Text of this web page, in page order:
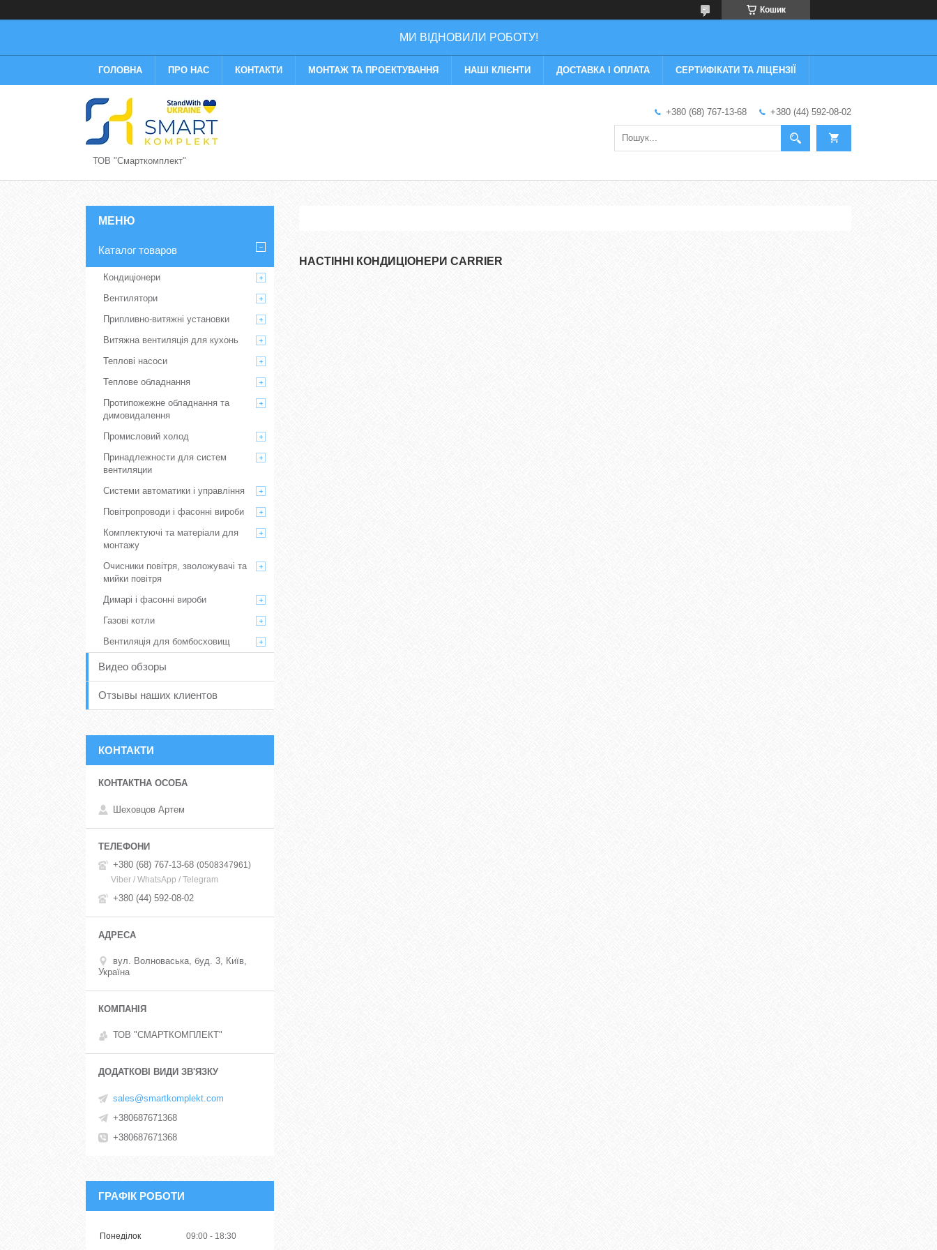
Кошик
МИ ВІДНОВИЛИ РОБОТУ!
ГОЛОВНА ПРО НАС КОНТАКТИ МОНТАЖ ТА ПРОЕКТУВАННЯ НАШІ КЛІЄНТИ ДОСТАВКА І ОПЛАТА СЕРТИФІКАТИ ТА ЛІЦЕНЗІЇ
ТОВ "Смарткомплект"
+380 (68) 767-13-68 +380 (44) 592-08-02
НАСТІННІ КОНДИЦІОНЕРИ CARRIER
Каталог товаров
Кондиціонери
Вентилятори
Припливно-витяжні установки
Витяжна вентиляція для кухонь
Теплові насоси
Теплове обладнання
Протипожежне обладнання та
димовидалення
Промисловий холод
Принадлежности для систем
вентиляции
Системи автоматики і управління
Повітропроводи і фасонні вироби
Комплектуючі та матеріали для
монтажу
Очисники повітря, зволожувачі та
мийки повітря
Димарі і фасонні вироби
Газові котли
Вентиляція для бомбосховищ
Видео обзоры
Отзывы наших клиентов
КОНТАКТИ
Шеховцов Артем
+380 (68) 767-13-68 0508347961
Viber / WhatsApp / Telegram
+380 (44) 592-08-02
вул. Волноваська, буд. 3, Київ,
Україна
ТОВ "СМАРТКОМПЛЕКТ"
sales@smartkomplekt.com
+380687671368
+380687671368
ГРАФІК РОБОТИ
Понеділок 09:00 18:30